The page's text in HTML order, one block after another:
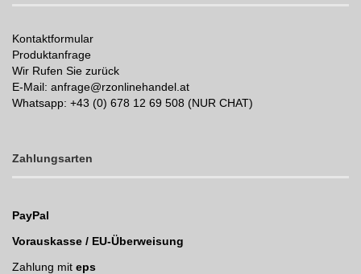
Kontaktformular
Produktanfrage
Wir Rufen Sie zurück
E-Mail: anfrage@rzonlinehandel.at
Whatsapp: +43 (0) 678 12 69 508 (NUR CHAT)
Zahlungsarten
PayPal
Vorauskasse / EU-Überweisung
Zahlung mit eps